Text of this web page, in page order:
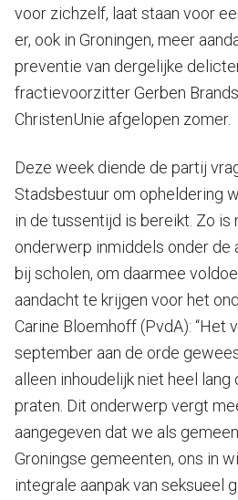
voor zichzelf, laat staan voor
er, ook in Groningen, meer
preventie van dergelijke
fractievoorzitter Gerben
ChristenUnie afgelopen zomer.
Deze week diende de partij
Stadsbestuur om opheldering
in de tussentijd is bereikt. Zo is
onderwerp inmiddels onder de
bij scholen, om daarmee
aandacht te krijgen voor het
Carine Bloemhoff (PvdA): “Het
september aan de orde
alleen inhoudelijk niet heel lang
praten. Dit onderwerp vergt
aangegeven dat we als
Groningse gemeenten, ons in
integrale aanpak van seksueel